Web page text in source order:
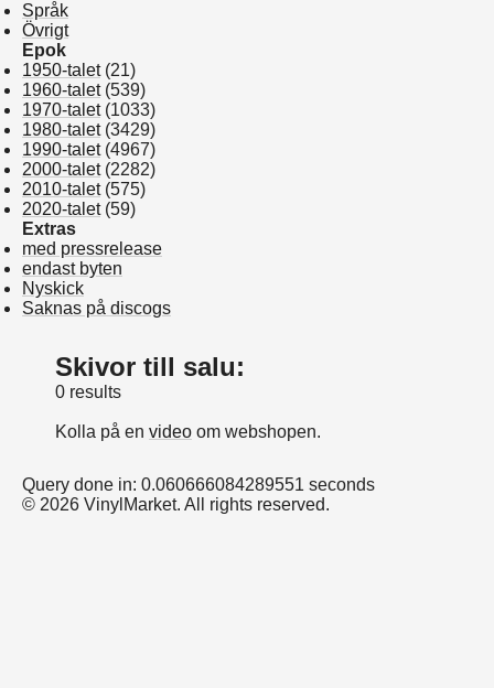
Språk
Övrigt
Epok
1950-talet(21)
1960-talet(539)
1970-talet(1033)
1980-talet(3429)
1990-talet(4967)
2000-talet(2282)
2010-talet(575)
2020-talet(59)
Extras
med pressrelease
endast byten
Nyskick
Saknas på discogs
Skivor till salu:
0 results
Kolla på en video om webshopen.
Query done in: 0.060666084289551 seconds
© 2026 VinylMarket. All rights reserved.